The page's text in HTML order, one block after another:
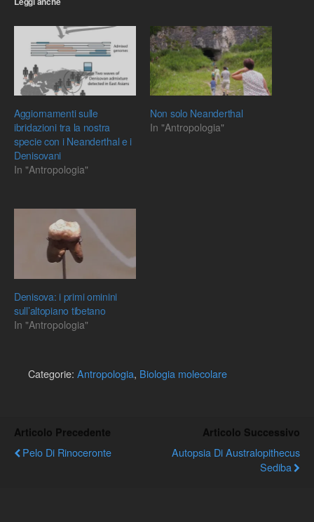
Aggiornamenti sulle
ibridazioni tra la nostra
specie con i Neanderthal e i
Denisovani
In "Antropologia"
Non solo Neanderthal
In "Antropologia"
Denisova: i primi ominini
sull’altopiano tibetano
In "Antropologia"
Categorie: Antropologia, Biologia molecolare
Articolo Precedente
Pelo Di Rinoceronte
Articolo Successivo
Autopsia Di Australopithecus
Sediba